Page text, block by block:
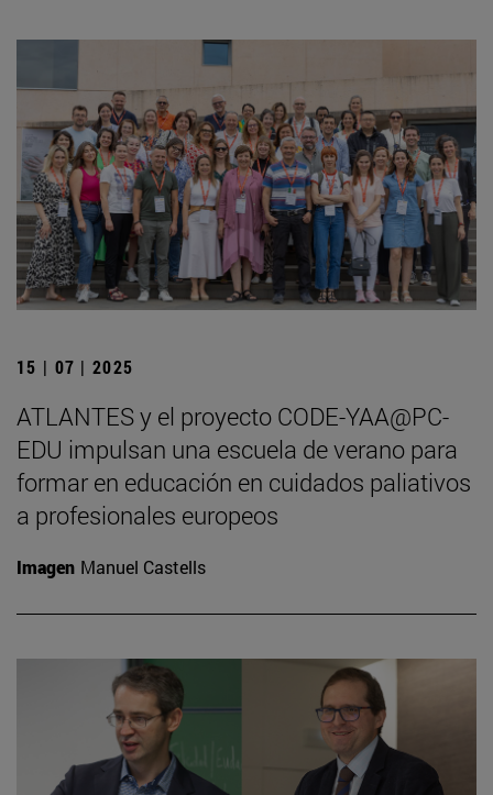
15 | 07 | 2025
ATLANTES y el proyecto CODE-YAA@PC-
EDU impulsan una escuela de verano para
formar en educación en cuidados paliativos
a profesionales europeos
Imagen Manuel Castells